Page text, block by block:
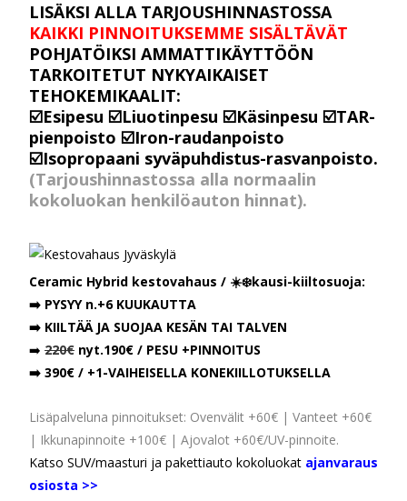
LISÄKSI ALLA TARJOUSHINNASTOSSA
KAIKKI PINNOITUKSEMME SISÄLTÄVÄT
POHJATÖIKSI AMMATTIKÄYTTÖÖN
TARKOITETUT NYKYAIKAISET
TEHOKEMIKAALIT:
☑️Esipesu ☑️Liuotinpesu ☑️Käsinpesu ☑️TAR-
pienpoisto ☑️Iron-raudanpoisto
☑️Isopropaani syväpuhdistus-rasvanpoisto.
(Tarjoushinnastossa alla normaalin
kokoluokan henkilöauton hinnat).
Ceramic Hybrid kestovahaus / ☀️❄️kausi-kiiltosuoja:
➡️ PYSYY n.+6 KUUKAUTTA
➡️ KIILTÄÄ JA SUOJAA KESÄN TAI TALVEN
➡️ 220€ nyt.190€ / PESU +PINNOITUS
➡️ 390€ / +1-VAIHEISELLA KONEKIILLOTUKSELLA
Lisäpalveluna pinnoitukset: Ovenvälit +60€ | Vanteet +60€
| Ikkunapinnoite +100€ | Ajovalot +60€/UV-pinnoite.
Katso SUV/maasturi ja pakettiauto kokoluokat ajanvaraus
osiosta >>